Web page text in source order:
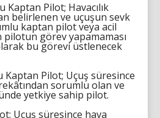
Kaptan Pilot; Havacılık
belirlenen ve uçuşun sevk
kaptan pilot veya acil
görev yapamaması
bu görevi üstlenecek
Kaptan Pilot; Uçuş süresince
sorumlu olan ve
yetkiye sahip pilot.
Uçuş süresince hava